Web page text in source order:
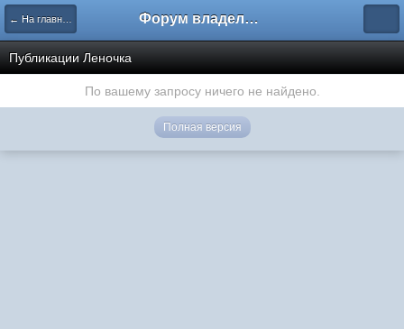
← На главную Форум владельцев интернет-магазинов
Публикации Леночка
По вашему запросу ничего не найдено.
Полная версия